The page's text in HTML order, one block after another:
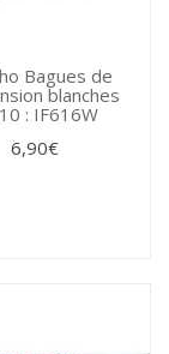
Bagues de
blanches
: IF616W
6,90€